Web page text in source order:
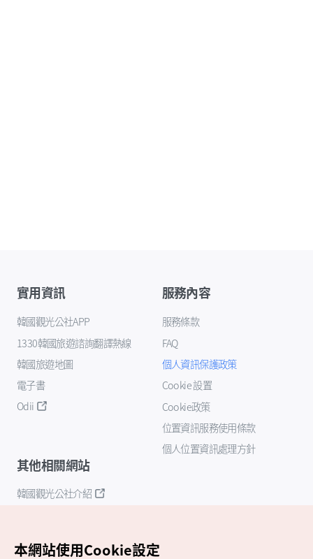
實用資訊
韓國觀光公社APP
1330韓國旅遊諮詢翻譯熱線
韓國旅遊地圖
電子書
Odii
服務內容
服務條款
FAQ
個人資訊保護政策
Cookie 設置
Cookie政策
位置資訊服務使用條款
個人位置資訊處理方針
其他相關網站
韓國觀光公社介紹
本網站使用Cookie設定